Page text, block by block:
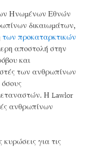
Ηνωμένων Εθνών
δικαιωμάτων,
των προκαταρκτικών
αποστολή στην
και
των ανθρωπίνων
Η Lawlor
ανθρωπίνων
κυρώσεις για τις